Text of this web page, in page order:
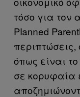
τόσο για τον
Planned
όπως είναι
σε κορυφαία